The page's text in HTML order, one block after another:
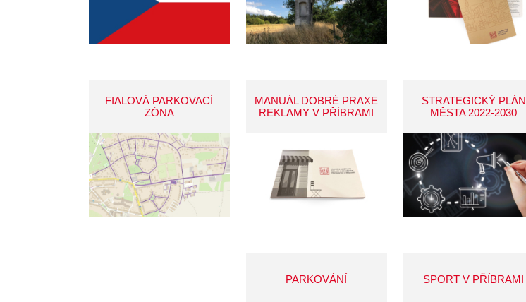
FIALOVÁ PARKOVACÍ
ZÓNA
MANUÁL DOBRÉ PRAXE
REKLAMY V PŘÍBRAMI
STRATEGICKÝ PLÁN
MĚSTA 2022-2030
PARKOVÁNÍ SPORT V PŘÍBRAMI